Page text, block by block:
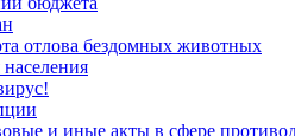
отлова бездомных животных
и иные акты в сфере